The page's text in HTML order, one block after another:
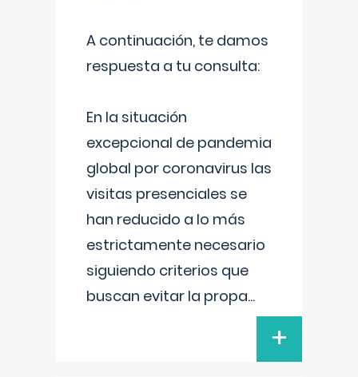
A continuación, te damos
respuesta a tu consulta:
En la situación
excepcional de pandemia
global por coronavirus las
visitas presenciales se
han reducido a lo más
estrictamente necesario
siguiendo criterios que
buscan evitar la propa...
+